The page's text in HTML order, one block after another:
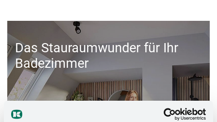
Das Stauraumwunder für Ihr
Badezimmer